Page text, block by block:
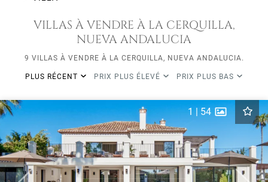
VILLAS À VENDRE À LA CERQUILLA,
NUEVA ANDALUCIA
9 VILLAS À VENDRE À LA CERQUILLA, NUEVA ANDALUCIA.
PLUS RÉCENT PRIX PLUS ÉLEVÉ PRIX PLUS BAS
1|54